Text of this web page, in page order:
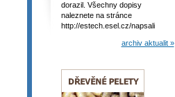
dorazil. Všechny dopisy
naleznete na stránce
http://estech.esel.cz/napsali
archiv aktualit »